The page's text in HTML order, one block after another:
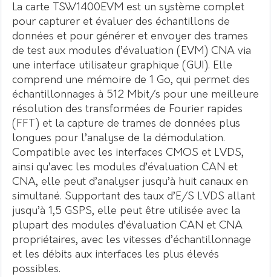
La carte TSW1400EVM est un système complet
pour capturer et évaluer des échantillons de
données et pour générer et envoyer des trames
de test aux modules d’évaluation (EVM) CNA via
une interface utilisateur graphique (GUI). Elle
comprend une mémoire de 1 Go, qui permet des
échantillonnages à 512 Mbit/s pour une meilleure
résolution des transformées de Fourier rapides
(FFT) et la capture de trames de données plus
longues pour l’analyse de la démodulation.
Compatible avec les interfaces CMOS et LVDS,
ainsi qu’avec les modules d’évaluation CAN et
CNA, elle peut d’analyser jusqu’à huit canaux en
simultané. Supportant des taux d’E/S LVDS allant
jusqu’à 1,5 GSPS, elle peut être utilisée avec la
plupart des modules d’évaluation CAN et CNA
propriétaires, avec les vitesses d’échantillonnage
et les débits aux interfaces les plus élevés
possibles.